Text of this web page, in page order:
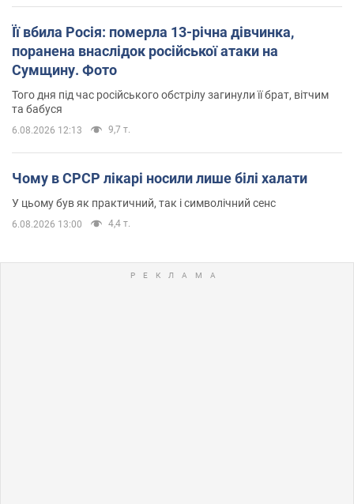
Її вбила Росія: померла 13-річна дівчинка,
поранена внаслідок російської атаки на
Сумщину. Фото
Того дня під час російського обстрілу загинули її брат, вітчим
та бабуся
6.08.2026 12:13 9,7 т.
Чому в СРСР лікарі носили лише білі халати
У цьому був як практичний, так і символічний сенс
6.08.2026 13:00 4,4 т.